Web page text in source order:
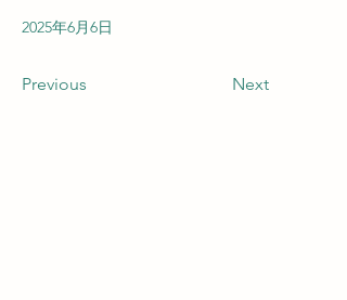
2025年6月6日
Previous Next